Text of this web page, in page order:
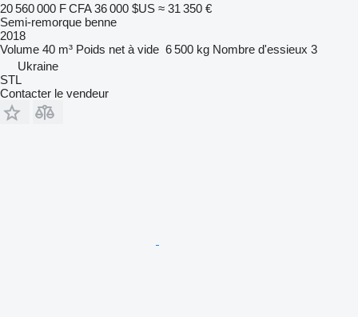
20 560 000 F CFA 36 000 $US ≈ 31 350 €
Semi-remorque benne
2018
Volume 40 m³ Poids net à vide 6 500 kg Nombre d'essieux 3
Ukraine
STL
Contacter le vendeur